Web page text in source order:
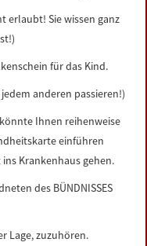
erlaubt! Sie wissen ganz
für das Kind.
anderen passieren!)
Ihnen reihenweise
einführen
Krankenhaus gehen.
des BÜNDNISSES
Lage, zuzuhören.